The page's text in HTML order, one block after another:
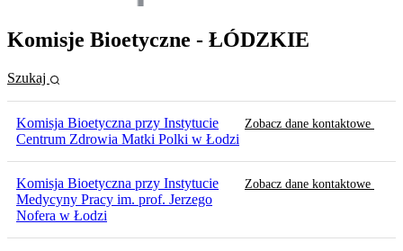
Komisje Bioetyczne - ŁÓDZKIE
Szukaj
Komisja Bioetyczna przy Instytucie
Centrum Zdrowia Matki Polki w Łodzi
Zobacz dane kontaktowe
Komisja Bioetyczna przy Instytucie
Medycyny Pracy im. prof. Jerzego
Nofera w Łodzi
Zobacz dane kontaktowe